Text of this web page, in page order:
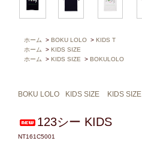
ホーム > BOKU LOLO > KIDS T
ホーム
> KIDS SIZE
ホーム
> KIDS SIZE > BOKULOLO
BOKU LOLO KIDS SIZE KIDS SIZE
123シー KIDS
NT161C5001